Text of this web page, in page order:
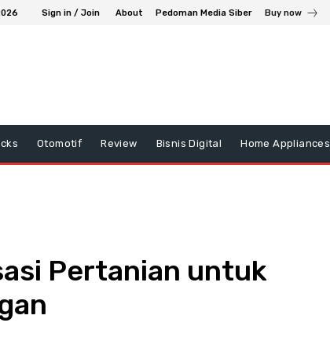
Sign in / Join About Pedoman Media Siber Buy now
Otomotif Review Bisnis Digital Home Appliances
Pertanian untuk